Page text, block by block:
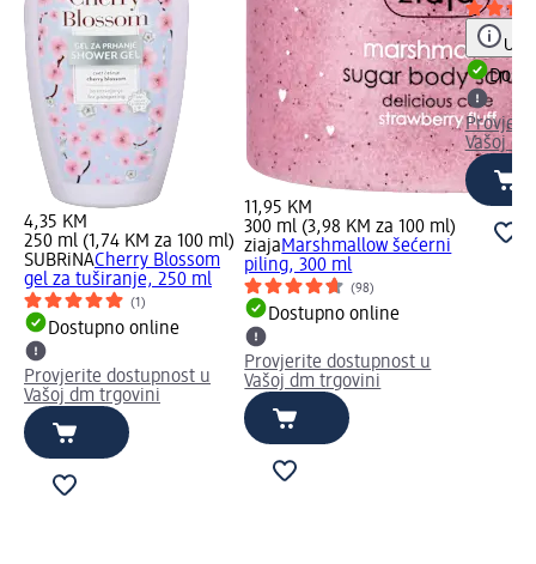
4,35 KM
250 ml (1,74 KM za 100 ml)
SUBRiNACherry Blossom
gel za tuširanje, 250 ml
(1)
Dostupno online
Provjerite dostupnost u
Vašoj dm trgovini
11,95 KM
300 ml (3,98 KM za 100 ml)
ziajaMarshmallow šećerni
piling, 300 ml
(98)
Dostupno online
Provjerite dostupnost u
Vašoj dm trgovini
Vašoj